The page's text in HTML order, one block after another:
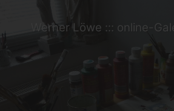
Werner Löwe ::: online-